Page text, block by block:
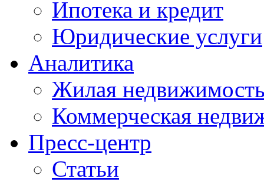
Ипотека и кредит
Юридические услуги
Аналитика
Жилая
Коммерческая
Пресс-центр
Статьи